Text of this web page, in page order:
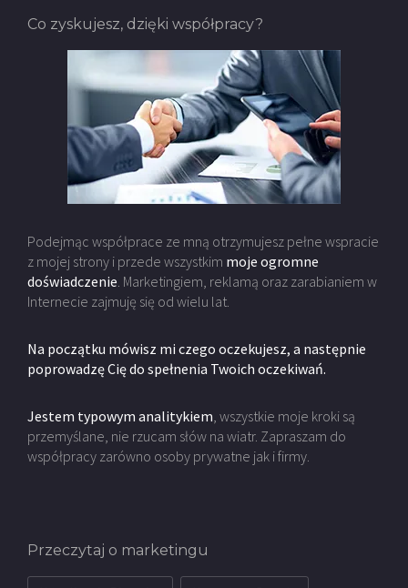
Co zyskujesz, dzięki współpracy?
Podejmąc współprace ze mną otrzymujesz pełne wspracie
z mojej strony i przede wszystkim moje ogromne
doświadczenie . Marketingiem, reklamą oraz zarabianiem w
Internecie zajmuję się od wielu lat.
Na początku mówisz mi czego oczekujesz, a następnie
poprowadzę Cię do spełnenia Twoich oczekiwań.
Jestem typowym analitykiem , wszystkie moje kroki są
przemyślane, nie rzucam słów na wiatr. Zapraszam do
współpracy zarówno osoby prywatne jak i firmy.
Przeczytaj o marketingu